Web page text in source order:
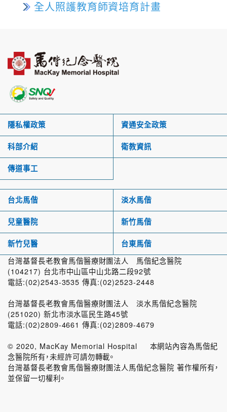
全人照護教育師資培育計畫
隱私權政策 資通安全政策
科部介紹 衛教資訊
傳道事工
台北馬偕 淡水馬偕
兒童醫院 新竹馬偕
新竹兒醫 台東馬偕
台灣基督長老教會馬偕醫療財團法人 馬偕紀念醫院
(104217) 台北市中山區中山北路二段92號
電話:(02)2543-3535 傳真:(02)2523-2448
台灣基督長老教會馬偕醫療財團法人 淡水馬偕紀念醫院
(251020) 新北市淡水區民生路45號
電話:(02)2809-4661 傳真:(02)2809-4679
© 2020, MacKay Memorial Hospital 本網站內容為馬偕紀
念醫院所有，未經許可請勿轉載。
台灣基督長老教會馬偕醫療財團法人馬偕紀念醫院 著作權所有，
並保留一切權利。